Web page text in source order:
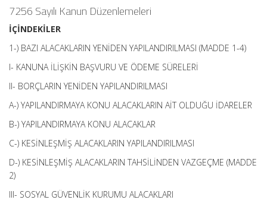
7256 Sayılı Kanun Düzenlemeleri
İÇİNDEKİLER
1-) BAZI ALACAKLARIN YENİDEN YAPILANDIRILMASI (MADDE 1-4)
I- KANUNA İLİŞKİN BAŞVURU VE ÖDEME SÜRELERİ
II- BORÇLARIN YENİDEN YAPILANDIRILMASI
A-) YAPILANDIRMAYA KONU ALACAKLARIN AİT OLDUĞU İDARELER
B-) YAPILANDIRMAYA KONU ALACAKLAR
C-) KESİNLEŞMİŞ ALACAKLARIN YAPILANDIRILMASI
D-) KESİNLEŞMİŞ ALACAKLARIN TAHSİLİNDEN VAZGEÇME (MADDE
2)
III- SOSYAL GÜVENLİK KURUMU ALACAKLARI